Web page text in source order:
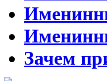
Зачем